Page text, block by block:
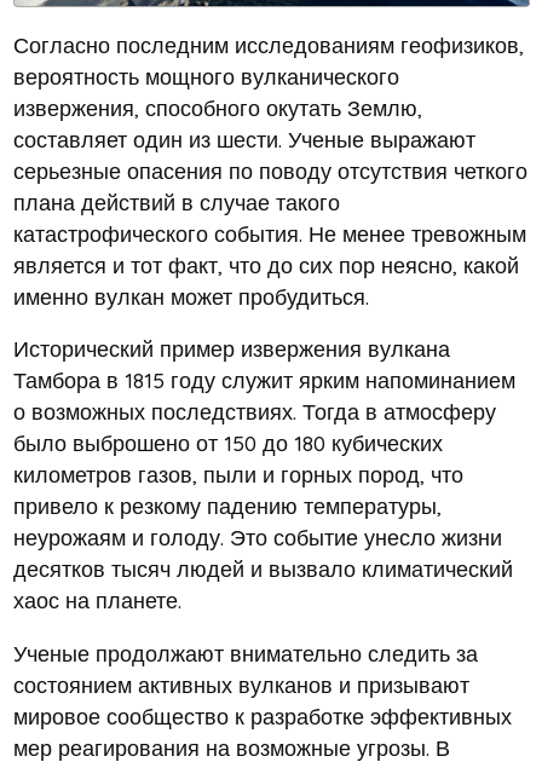
Согласно последним исследованиям геофизиков,
вероятность мощного вулканического
извержения, способного окутать Землю,
составляет один из шести. Ученые выражают
серьезные опасения по поводу отсутствия четкого
плана действий в случае такого
катастрофического события. Не менее тревожным
является и тот факт, что до сих пор неясно, какой
именно вулкан может пробудиться.
Исторический пример извержения вулкана
Тамбора в 1815 году служит ярким напоминанием
о возможных последствиях. Тогда в атмосферу
было выброшено от 150 до 180 кубических
километров газов, пыли и горных пород, что
привело к резкому падению температуры,
неурожаям и голоду. Это событие унесло жизни
десятков тысяч людей и вызвало климатический
хаос на планете.
Ученые продолжают внимательно следить за
состоянием активных вулканов и призывают
мировое сообщество к разработке эффективных
мер реагирования на возможные угрозы. В